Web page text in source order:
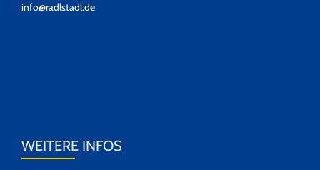
info@radlstadl.de
WEITERE INFOS